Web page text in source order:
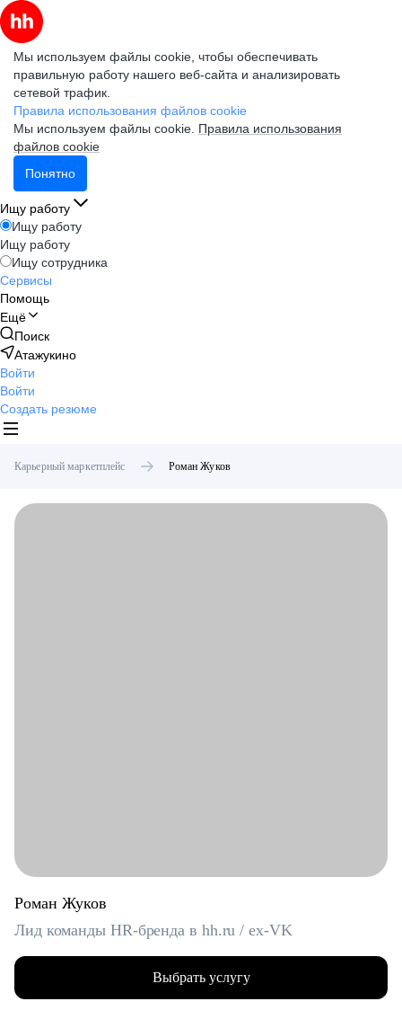
Мы используем файлы cookie, чтобы обеспечивать
правильную работу нашего веб-сайта и анализировать
сетевой трафик.
Правила использования файлов cookie
Мы используем файлы cookie. Правила использования
файлов cookie
Понятно
Ищу работу
Ищу работу
Ищу работу
Ищу сотрудника
Сервисы
Помощь
Ещё
Поиск
Атажукино
Войти
Войти
Создать резюме
Карьерный маркетплейс Роман Жуков
Роман Жуков
Лид команды HR-бренда в hh.ru / ex-VK
Выбрать услугу